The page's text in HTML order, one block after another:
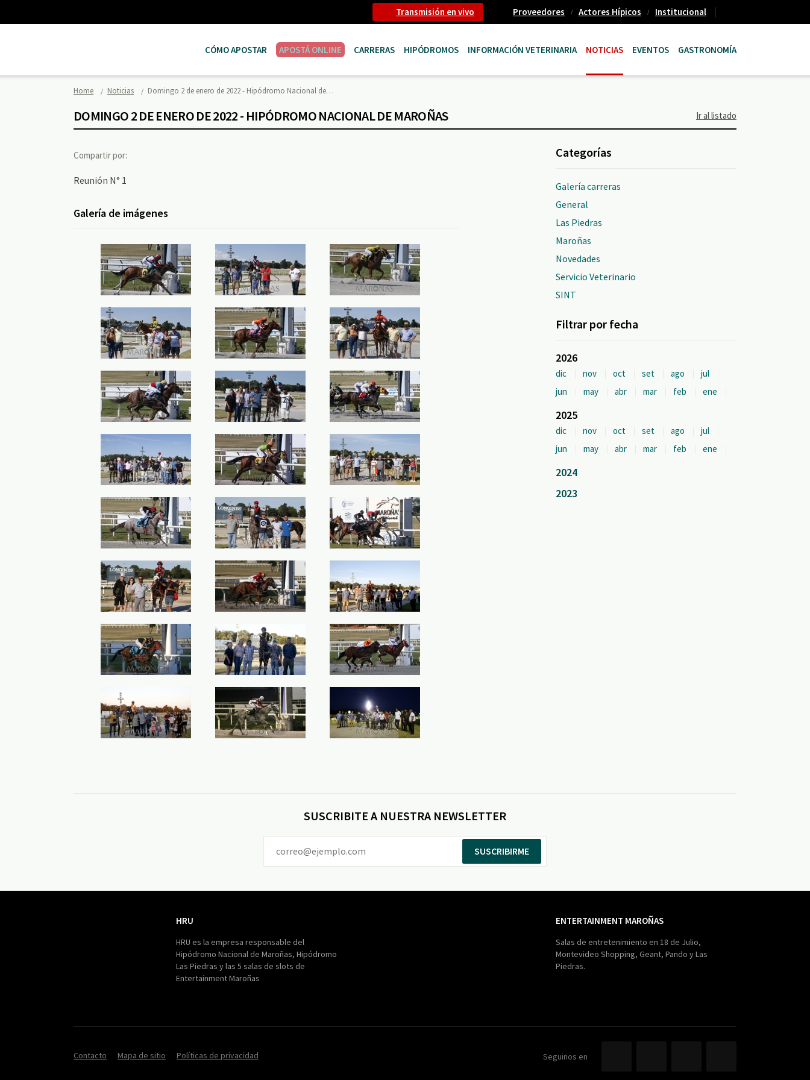
Transmisión en vivo Proveedores Actores Hípicos Institucional
CÓMO APOSTAR APOSTÁ ONLINE CARRERAS HIPÓDROMOS INFORMACIÓN VETERINARIA NOTICIAS EVENTOS GASTRONOMÍA
Home Noticias Domingo 2 de enero de 2022 - Hipódromo Nacional de…
DOMINGO 2 DE ENERO DE 2022 - HIPÓDROMO NACIONAL DE MAROÑAS Ir al listado
Compartir por:
Reunión N° 1
Galería de imágenes
Categorías
Galería carreras
General
Las Piedras
Maroñas
Novedades
Servicio Veterinario
SINT
Filtrar por fecha
2026
dic nov oct set ago
jul
jun
may abr mar feb ene
2025
dic nov oct set ago
jul
jun
may abr mar feb ene
2024
2023
SUSCRIBITE A NUESTRA NEWSLETTER
SUSCRIBIRME
HRU
HRU es la empresa responsable del
Hipódromo Nacional de Maroñas, Hipódromo
Las Piedras y las 5 salas de slots de
Entertainment Maroñas
ENTERTAINMENT MAROÑAS
Salas de entretenimiento en 18 de Julio,
Montevideo Shopping, Geant, Pando y Las
Piedras.
Contacto Mapa de sitio Políticas de privacidad Seguinos en